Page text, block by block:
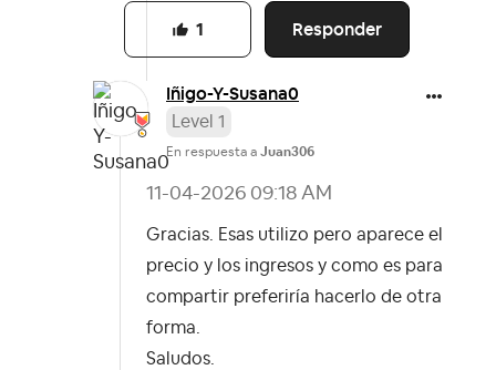
Responder
1
Iñigo-Y-Susana0
Level 1
En respuesta a Juan306
‎11-04-2026 09:18 AM
Gracias. Esas utilizo pero aparece el
precio y los ingresos y como es para
compartir preferiría hacerlo de otra
forma.
Saludos.